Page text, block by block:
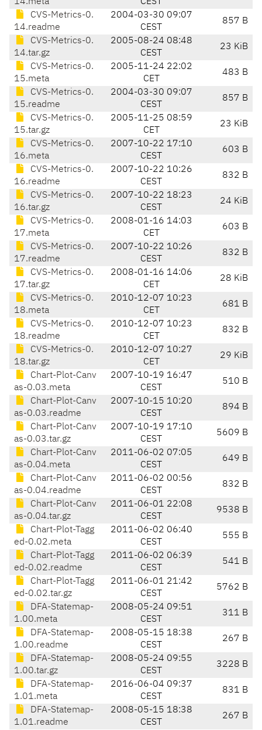
CVS-Metrics-0.
14.readme
2004-03-30 09:07
CEST
857 B
CVS-Metrics-0.
14.tar.gz
2005-08-24 08:48
CEST
23 KiB
CVS-Metrics-0.
15.meta
2005-11-24 22:02
CET
483 B
CVS-Metrics-0.
15.readme
2004-03-30 09:07
CEST
857 B
CVS-Metrics-0.
15.tar.gz
2005-11-25 08:59
CET
23 KiB
CVS-Metrics-0.
16.meta
2007-10-22 17:10
CEST
603 B
CVS-Metrics-0.
16.readme
2007-10-22 10:26
CEST
832 B
CVS-Metrics-0.
16.tar.gz
2007-10-22 18:23
CEST
24 KiB
CVS-Metrics-0.
17.meta
2008-01-16 14:03
CET
603 B
CVS-Metrics-0.
17.readme
2007-10-22 10:26
CEST
832 B
CVS-Metrics-0.
17.tar.gz
2008-01-16 14:06
CET
28 KiB
CVS-Metrics-0.
18.meta
2010-12-07 10:23
CET
681 B
CVS-Metrics-0.
18.readme
2010-12-07 10:23
CET
832 B
CVS-Metrics-0.
18.tar.gz
2010-12-07 10:27
CET
29 KiB
Chart-Plot-Canv
as-0.03.meta
2007-10-19 16:47
CEST
510 B
Chart-Plot-Canv
as-0.03.readme
2007-10-15 10:20
CEST
894 B
Chart-Plot-Canv
as-0.03.tar.gz
2007-10-19 17:10
CEST
5609 B
Chart-Plot-Canv
as-0.04.meta
2011-06-02 07:05
CEST
649 B
Chart-Plot-Canv
as-0.04.readme
2011-06-02 00:56
CEST
832 B
Chart-Plot-Canv
as-0.04.tar.gz
2011-06-01 22:08
CEST
9538 B
Chart-Plot-Tagg
ed-0.02.meta
2011-06-02 06:40
CEST
555 B
Chart-Plot-Tagg
ed-0.02.readme
2011-06-02 06:39
CEST
541 B
Chart-Plot-Tagg
ed-0.02.tar.gz
2011-06-01 21:42
CEST
5762 B
DFA-Statemap-
1.00.meta
2008-05-24 09:51
CEST
311 B
DFA-Statemap-
1.00.readme
2008-05-15 18:38
CEST
267 B
DFA-Statemap-
1.00.tar.gz
2008-05-24 09:55
CEST
3228 B
DFA-Statemap-
1.01.meta
2016-06-04 09:37
CEST
831 B
DFA-Statemap-
1.01.readme
2008-05-15 18:38
CEST
267 B